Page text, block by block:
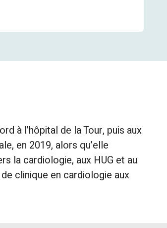
à l’hôpital de la Tour, puis aux
en 2019, alors qu’elle
la cardiologie, aux HUG et au
clinique en cardiologie aux